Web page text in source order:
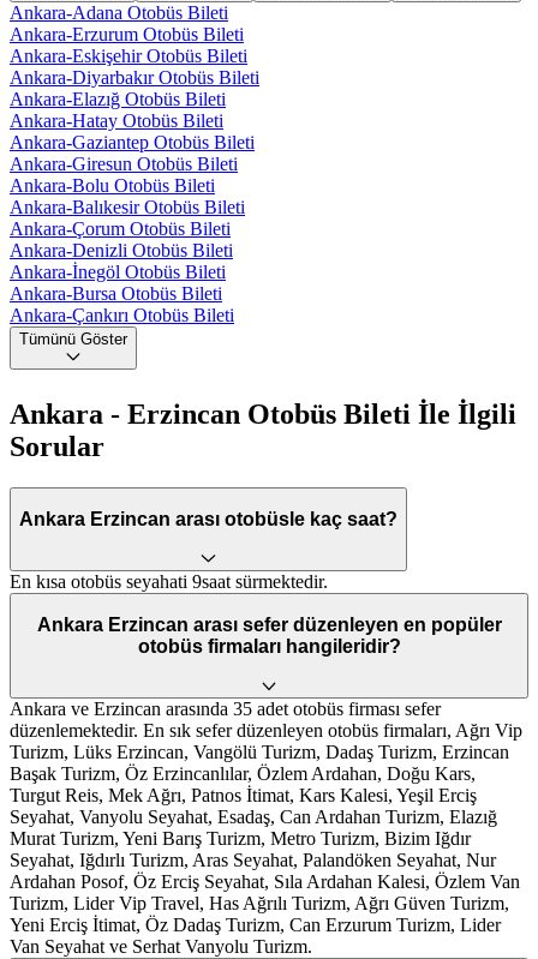
Ankara-Adana Otobüs Bileti
Ankara-Erzurum Otobüs Bileti
Ankara-Eskişehir Otobüs Bileti
Ankara-Diyarbakır Otobüs Bileti
Ankara-Elazığ Otobüs Bileti
Ankara-Hatay Otobüs Bileti
Ankara-Gaziantep Otobüs Bileti
Ankara-Giresun Otobüs Bileti
Ankara-Bolu Otobüs Bileti
Ankara-Balıkesir Otobüs Bileti
Ankara-Çorum Otobüs Bileti
Ankara-Denizli Otobüs Bileti
Ankara-İnegöl Otobüs Bileti
Ankara-Bursa Otobüs Bileti
Ankara-Çankırı Otobüs Bileti
Tümünü Göster
Ankara - Erzincan Otobüs Bileti İle İlgili
Sorular
Ankara Erzincan arası otobüsle kaç saat?
En kısa otobüs seyahati 9saat sürmektedir.
Ankara Erzincan arası sefer düzenleyen en popüler
otobüs firmaları hangileridir?
Ankara ve Erzincan arasında 35 adet otobüs firması sefer
düzenlemektedir. En sık sefer düzenleyen otobüs firmaları, Ağrı Vip
Turizm, Lüks Erzincan, Vangölü Turizm, Dadaş Turizm, Erzincan
Başak Turizm, Öz Erzincanlılar, Özlem Ardahan, Doğu Kars,
Turgut Reis, Mek Ağrı, Patnos İtimat, Kars Kalesi, Yeşil Erciş
Seyahat, Vanyolu Seyahat, Esadaş, Can Ardahan Turizm, Elazığ
Murat Turizm, Yeni Barış Turizm, Metro Turizm, Bizim Iğdır
Seyahat, Iğdırlı Turizm, Aras Seyahat, Palandöken Seyahat, Nur
Ardahan Posof, Öz Erciş Seyahat, Sıla Ardahan Kalesi, Özlem Van
Turizm, Lider Vip Travel, Has Ağrılı Turizm, Ağrı Güven Turizm,
Yeni Erciş İtimat, Öz Dadaş Turizm, Can Erzurum Turizm, Lider
Van Seyahat ve Serhat Vanyolu Turizm.